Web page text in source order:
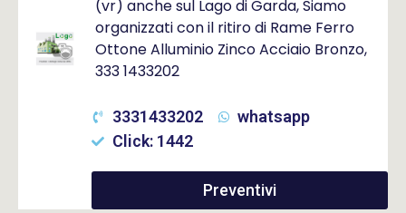
(vr) anche sul Lago di Garda, Siamo
organizzati con il ritiro di Rame Ferro
Ottone Alluminio Zinco Acciaio Bronzo,
333 1433202
3331433202
whatsapp
Click: 1442
Preventivi